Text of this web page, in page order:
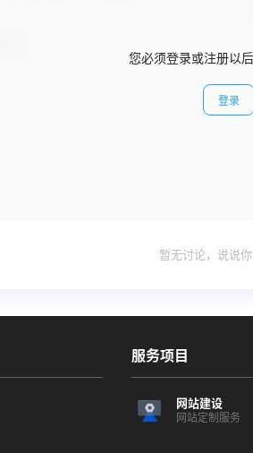
您必须登录或注册以
登录
暂无讨论，说说
服务项目
网站建设
网站定制服务